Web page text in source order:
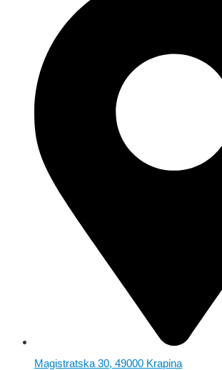
Magistratska 30, 49000 Krapina